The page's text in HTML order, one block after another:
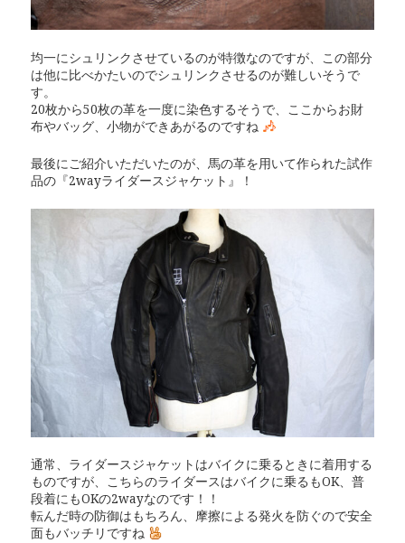
均一にシュリンクさせているのが特徴なのですが、この部分
は他に比べかたいのでシュリンクさせるのが難しいそうで
す。
20枚から50枚の革を一度に染色するそうで、ここからお財
布やバッグ、小物ができあがるのですね
最後にご紹介いただいたのが、馬の革を用いて作られた試作
品の『2wayライダースジャケット』！
通常、ライダースジャケットはバイクに乗るときに着用する
ものですが、こちらのライダースはバイクに乗るもOK、普
段着にもOKの2wayなのです！！
転んだ時の防御はもちろん、摩擦による発火を防ぐので安全
面もバッチリですね